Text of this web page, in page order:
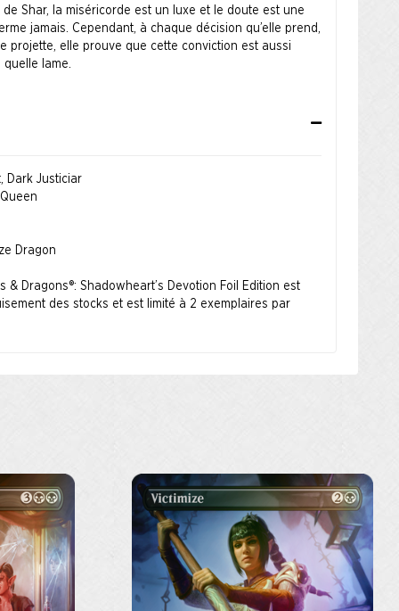
Shar, la miséricorde est un luxe et le doute est une
jamais. Cependant, à chaque décision qu’elle prend,
projette, elle prouve que cette conviction est aussi
quelle lame.
Dark Justiciar
Dragon
& Dragons®: Shadowheart’s Devotion Foil Edition est
des stocks et est limité à 2 exemplaires par